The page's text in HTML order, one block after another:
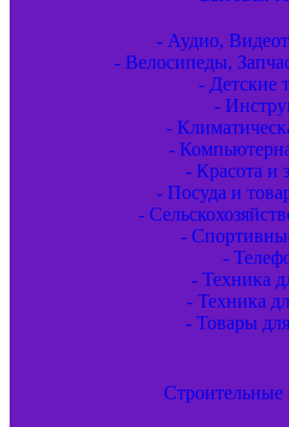
- Аудио,
- Велосипеды,
- Детские
-
-
-
- Красота и
- Посуда и
-
-
-
- Техника
- Техника
- Товары
Строительные